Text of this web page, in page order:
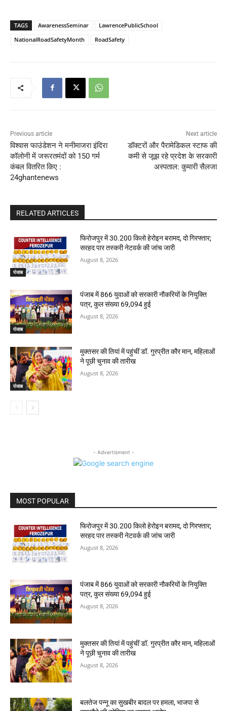
TAGS AwarenessSeminar
LawrencePublicSchool
NationalRoadSafetyMonth
RoadSafety
Previous article
विश्वास फाउंडेशन ने मनीमाजरा इंदिरा
कॉलोनी में जरूरतमंदों को 150 गर्म
कंबल वितरित किए :
24ghantenews
Next article
डॉक्टरों और पैरामेडिकल स्टाफ की
कमी से जूझ रहे प्रदेश के सरकारी
अस्पताल: कुमारी सैलजा
RELATED ARTICLES
पंजाब
फिरोजपुर में 30.200 किलो हेरोइन बरामद, दो गिरफ्तार;
सरहद पार तस्करी नेटवर्क की जांच जारी
August 8, 2026
पंजाब
पंजाब में 866 युवाओं को सरकारी नौकरियों के नियुक्ति
पत्र, कुल संख्या 69,094 हुई
August 8, 2026
पंजाब
मुक्तसर की तियां में पहुंचीं डॉ. गुरप्रीत कौर मान, महिलाओं
ने पूछी चुनाव की तारीख
August 8, 2026
- Advertisment -
MOST POPULAR
फिरोजपुर में 30.200 किलो हेरोइन बरामद, दो गिरफ्तार;
सरहद पार तस्करी नेटवर्क की जांच जारी
August 8, 2026
पंजाब में 866 युवाओं को सरकारी नौकरियों के नियुक्ति
पत्र, कुल संख्या 69,094 हुई
August 8, 2026
मुक्तसर की तियां में पहुंचीं डॉ. गुरप्रीत कौर मान, महिलाओं
ने पूछी चुनाव की तारीख
August 8, 2026
बलतेज पन्नू का सुखबीर बादल पर हमला, भाजपा से